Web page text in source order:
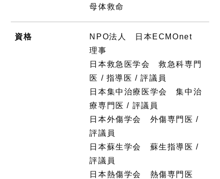
母体救命
資格
NPO法人 日本ECMOnet
理事
日本救急医学会 救急科専門
医 / 指導医 / 評議員
日本集中治療医学会 集中治
療専門医 / 評議員
日本外傷学会 外傷専門医 /
評議員
日本蘇生学会 蘇生指導医 /
評議員
日本熱傷学会 熱傷専門医